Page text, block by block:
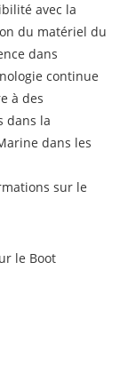
avec la
du matériel du
dans
continue
à des
dans la
dans les
sur le
le Boot